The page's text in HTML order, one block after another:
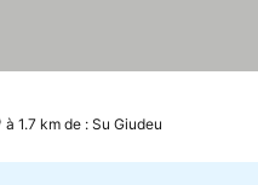
à 1.7 km de : Su Giudeu